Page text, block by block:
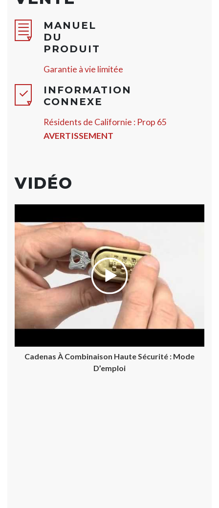
MANUEL
DU
PRODUIT
Garantie à vie limitée
INFORMATION
CONNEXE
Résidents de Californie : Prop 65
AVERTISSEMENT
VIDÉO
Cadenas À Combinaison Haute Sécurité : Mode
D’emploi